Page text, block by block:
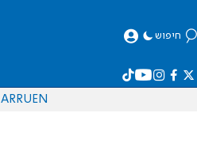
חיפוש
EN
RU
AR